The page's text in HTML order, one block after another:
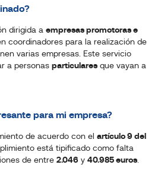
dirigida a empresas promotoras e
coordinadores para la realización de
varias empresas. Este servicio
a personas particulares que vayan a
para mi empresa?
de acuerdo con el artículo 9 del
está tipificado como falta
de entre 2.046 y 40.985 euros.